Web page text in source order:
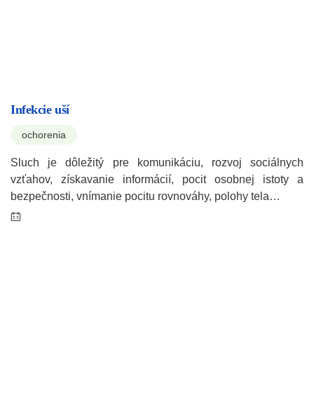
Infekcie uší
ochorenia
Sluch je dôležitý pre komunikáciu, rozvoj sociálnych
vzťahov, získavanie informácií, pocit osobnej istoty a
bezpečnosti, vnímanie pocitu rovnováhy, polohy tela…